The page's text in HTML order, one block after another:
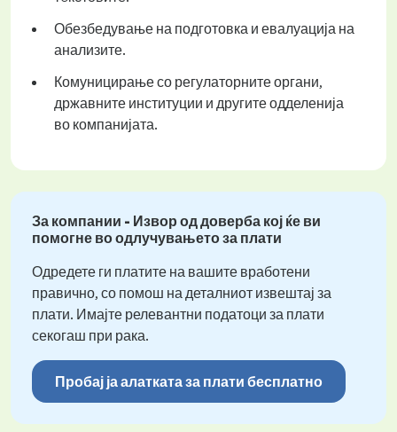
Обезбедување на подготовка и евалуација на
анализите.
Комуницирање со регулаторните органи,
државните институции и другите одделенија
во компанијата.
За компании - Извор од доверба кој ќе ви
помогне во одлучувањето за плати
Одредете ги платите на вашите вработени
правично, со помош на деталниот извештај за
плати. Имајте релевантни податоци за плати
секогаш при рака.
Пробај ја алатката за плати бесплатно